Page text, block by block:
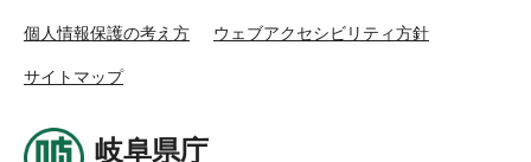
個人情報保護の考え方 ウェブアクセシビリティ方針
サイトマップ
岐阜県庁